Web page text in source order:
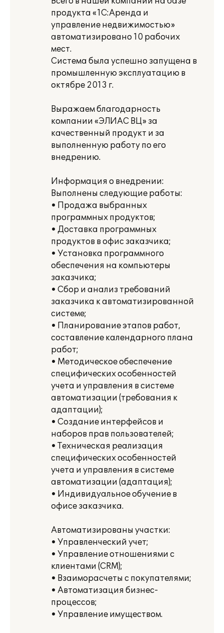
продукта «1С:Аренда и
управление недвижимостью»
автоматизировано 10 рабочих
мест.
Система была успешно запущена в
промышленную эксплуатацию в
октябре 2013 г.
Выражаем благодарность
компании «ЭЛИАС ВЦ» за
качественный продукт и за
выполненную работу по его
внедрению.
Информация о внедрении:
Выполнены следующие работы:
• Продажа выбранных
программных продуктов;
• Доставка программных
продуктов в офис заказчика;
• Установка программного
обеспечения на компьютеры
заказчика;
• Сбор и анализ требований
заказчика к автоматизированной
системе;
• Планирование этапов работ,
составление календарного плана
работ;
• Методическое обеспечение
специфических особенностей
учета и управления в системе
автоматизации (требования к
адаптации);
• Создание интерфейсов и
наборов прав пользователей;
• Техническая реализация
специфических особенностей
учета и управления в системе
автоматизации (адаптация);
• Индивидуальное обучение в
офисе заказчика.
Автоматизированы участки:
• Управленческий учет;
• Управление отношениями с
клиентами (CRM);
• Взаиморасчеты с покупателями;
• Автоматизация бизнес-
процессов;
• Управление имуществом.